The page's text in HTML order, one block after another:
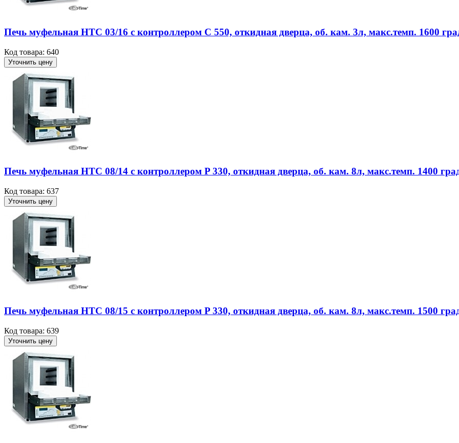
Печь муфельная HTC 03/16 с контроллером C 550, откидная дверца, об. кам. 3л, макс.темп. 1600
Код товара: 640
Уточнить цену
Печь муфельная HTC 08/14 с контроллером P 330, откидная дверца, об. кам. 8л, макс.темп. 1400
Код товара: 637
Уточнить цену
Печь муфельная HTC 08/15 с контроллером P 330, откидная дверца, об. кам. 8л, макс.темп. 1500
Код товара: 639
Уточнить цену